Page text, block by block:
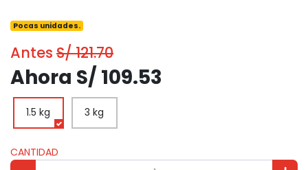
Pocas unidades.
Antes S/ 121.70
Ahora S/ 109.53
1.5 kg 3 kg
CANTIDAD